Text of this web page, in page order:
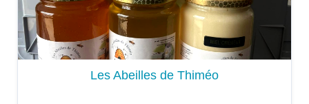
Les Abeilles de Thiméo